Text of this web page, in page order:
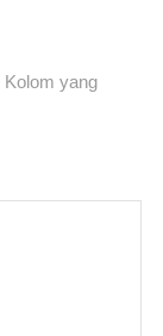
Kolom yang